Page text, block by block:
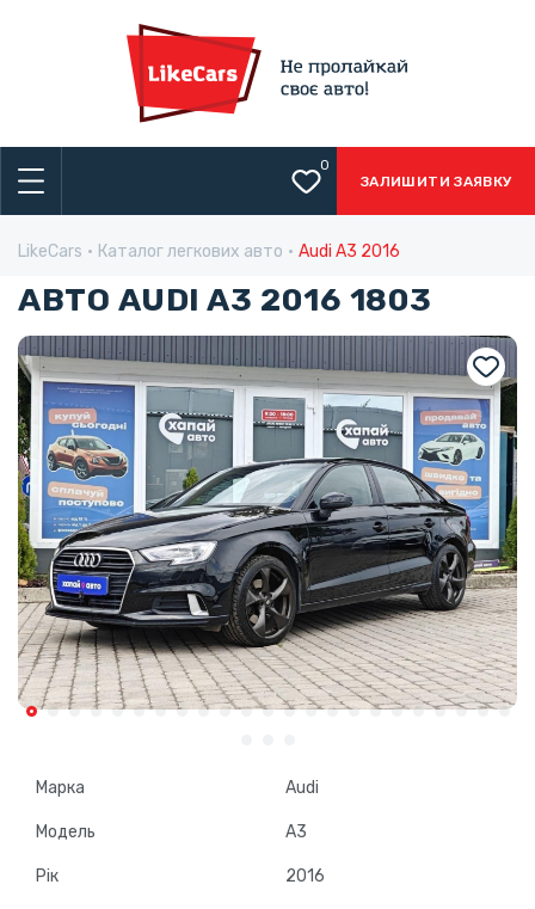
0
ЗАЛИШИТИ ЗАЯВКУ
LikeCars Каталог легкових авто Audi A3 2016
АВТО AUDI A3 2016 1803
Марка Audi
Модель A3
Рік 2016